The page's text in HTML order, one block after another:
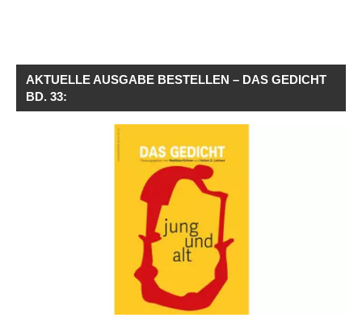
AKTUELLE AUSGABE BESTELLEN – DAS GEDICHT
BD. 33: